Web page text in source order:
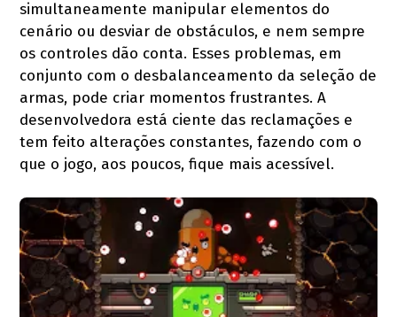
simultaneamente manipular elementos do
cenário ou desviar de obstáculos, e nem sempre
os controles dão conta. Esses problemas, em
conjunto com o desbalanceamento da seleção de
armas, pode criar momentos frustrantes. A
desenvolvedora está ciente das reclamações e
tem feito alterações constantes, fazendo com o
que o jogo, aos poucos, fique mais acessível.